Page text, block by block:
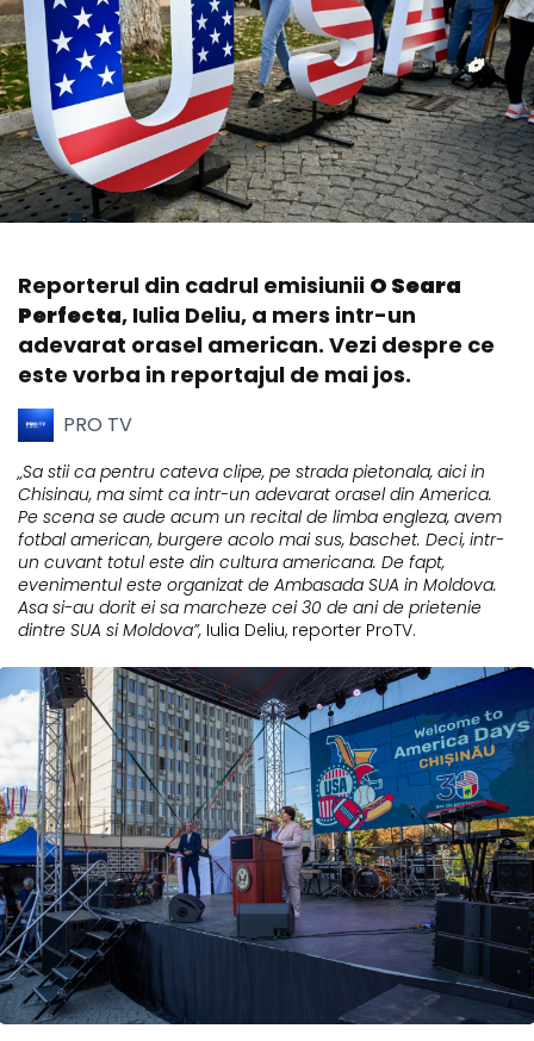
Reporterul din cadrul emisiunii O Seara
Perfecta, Iulia Deliu, a mers intr-un
adevarat orasel american. Vezi despre ce
este vorba in reportajul de mai jos.
PRO TV
„Sa stii ca pentru cateva clipe, pe strada pietonala, aici in
Chisinau, ma simt ca intr-un adevarat orasel din America.
Pe scena se aude acum un recital de limba engleza, avem
fotbal american, burgere acolo mai sus, baschet. Deci, intr-
un cuvant totul este din cultura americana. De fapt,
evenimentul este organizat de Ambasada SUA in Moldova.
Asa si-au dorit ei sa marcheze cei 30 de ani de prietenie
dintre SUA si Moldova”, Iulia Deliu, reporter ProTV.